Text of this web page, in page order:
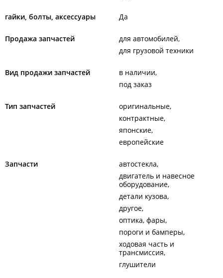
гайки, болты, аксессуары Да
Продажа запчастей
для автомобилей
для грузовой техники
Вид продажи запчастей
в наличии
под заказ
Тип запчастей
оригинальные
контрактные
японские
европейские
Запчасти
автостекла
двигатель и навесное
оборудование
детали кузова
другое
оптика, фары
пороги и бамперы
ходовая часть и
трансмиссия
глушители